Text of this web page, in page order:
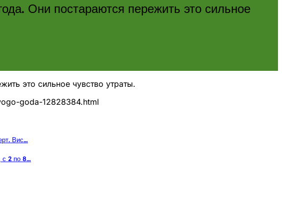
Они постараются пережить это сильное
это сильное чувство утраты.
goda-12828384.html
Вис…
с 2 по 8…